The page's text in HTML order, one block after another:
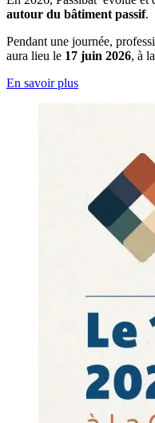
autour du bâtiment passif.
Pendant une journée,
aura lieu le 17 juin 2026, à la
En savoir plus